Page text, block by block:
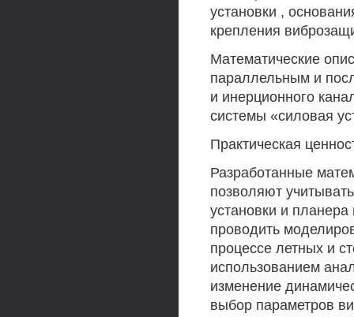
установки ,
крепления
Математические
параллельным и
и инерционного
системы «силовая
Практическая
Разработанные
позволяют
установки и планера
проводить
процессе летных и
использованием
изменение
выбор параметров